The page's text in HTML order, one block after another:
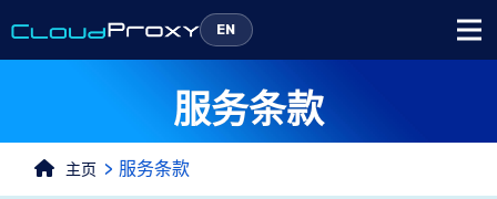
EN
服务条款
主页 服务条款